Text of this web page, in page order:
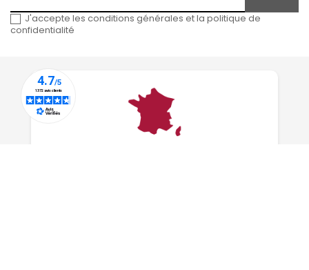
J'accepte les conditions générales et la politique de
confidentialité